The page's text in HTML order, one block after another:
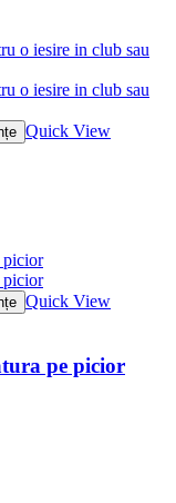
Quick View
Quick View
pe picior